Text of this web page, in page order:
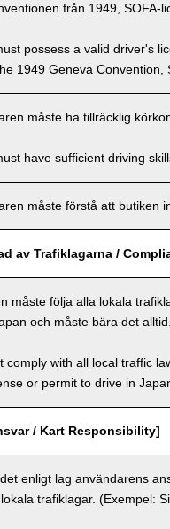
från 1949, SOFA-
possess a valid driver's
1949 Geneva Convention,
måste ha tillräcklig
have sufficient driving
måste förstå att butiken
av Trafiklagarna /
måste följa alla lokala
och måste bära det
comply with all local traffic
or permit to drive in
/ Kart Responsibility]
enligt lag användarens
trafiklagar. (Exempel: